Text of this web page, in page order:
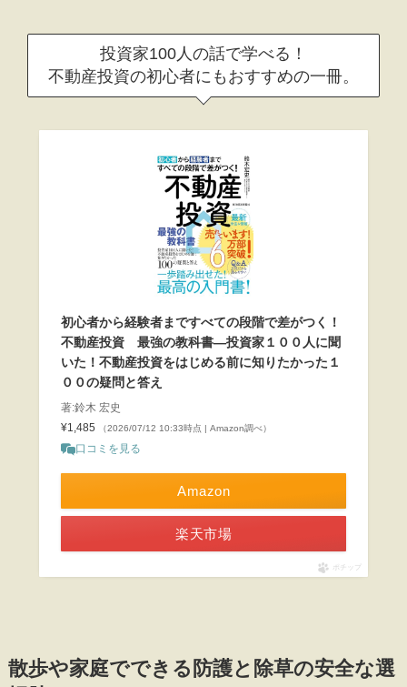
投資家100人の話で学べる！
不動産投資の初心者にもおすすめの一冊。
初心者から経験者まですべての段階で差がつく！
不動産投資 最強の教科書―投資家１００人に聞
いた！不動産投資をはじめる前に知りたかった１
００の疑問と答え
著:鈴木 宏史
¥1,485
（2026/07/12 10:33時点 | Amazon調べ）
口コミを見る
Amazon
楽天市場
ポチップ
散歩や家庭でできる防護と除草の安全な選